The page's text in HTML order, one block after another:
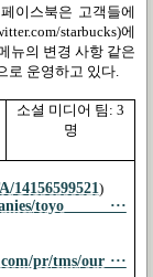
페이스북은 고객들에
starbucks)에
뉴의 변경 사항 같은
로 운영하고 있다.
소셜 미디어 팀 : 3
명
14156599521)
toyo ···
pr/tms/our ···